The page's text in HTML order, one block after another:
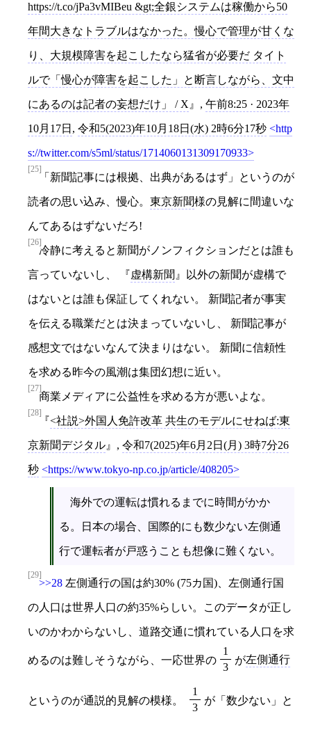
https://t.co/jPa3vMIBeu &gt;全銀システムは稼働から50
年間大きなトラブルはなかった。慢心で管理が甘くな
り、大規模障害を起こしたなら猛省が必要だ タイト
ルで「慢心が障害を起こした」と断言しながら、文中
にあるのは記者の妄想だけ」 / X , 午前8:25 · 2023年
10月17日 , 令和5(2023)年10月18日(水) 2時6分17秒 http
s://twitter.com/s5ml/status/1714060131309170933
[25]
「新聞記事には根拠、出典があるはず」というのが
読者の思い込み、慢心。 東京新聞様の見解に間違いな
んてあるはずないだろ!
[26]
冷静に考えると新聞がノンフィクションだとは誰も
言っていないし、 虚構新聞 以外の新聞が虚構で
はないとは誰も保証してくれない。 新聞記者が事実
を伝える職業だとは決まっていないし、 新聞記事が
感想文ではないなんて決まりはない。 新聞に信頼性
を求める昨今の風潮は集団幻想に近い。
[27]
商業メディアに公益性を求める方が悪いよな。
[28]
<社説>外国人免許改革 共生のモデルにせねば:東
京新聞デジタル , 令和7(2025)年6月2日(月) 3時7分26
秒 https://www.tokyo-np.co.jp/article/408205
海外での運転は慣れるまでに時間がかか
る。日本の場合、国際的にも数少ない左側通
行で運転者が戸惑うことも想像に難くない。
[29]
>>28 左側通行の国は約30% (75カ国)、左側通行国
の人口は世界人口の約35%らしい。このデータが正し
いのかわからないし、道路交通に慣れている人口を求
めるのは難しそうながら、一応世界の
1
3
が左側通行
というのが通説的見解の模様。
1
3
が「数少ない」と